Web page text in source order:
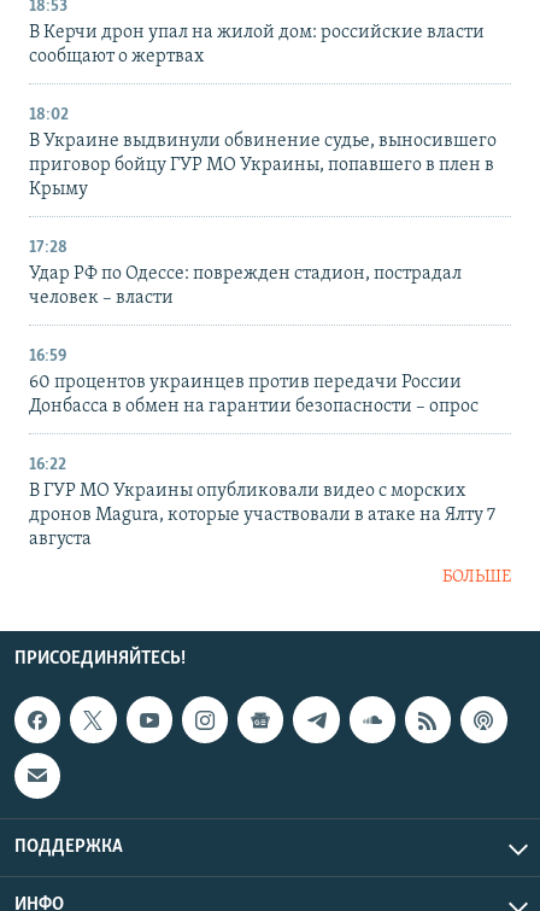
18:53
В Керчи дрон упал на жилой дом: российские власти
сообщают о жертвах
18:02
В Украине выдвинули обвинение судье, выносившего
приговор бойцу ГУР МО Украины, попавшего в плен в
Крыму
17:28
Удар РФ по Одессе: поврежден стадион, пострадал
человек – власти
16:59
60 процентов украинцев против передачи России
Донбасса в обмен на гарантии безопасности – опрос
16:22
В ГУР МО Украины опубликовали видео с морских
дронов Magura, которые участвовали в атаке на Ялту 7
августа
БОЛЬШЕ
ПРИСОЕДИНЯЙТЕСЬ!
ПОДДЕРЖКА
ИНФО